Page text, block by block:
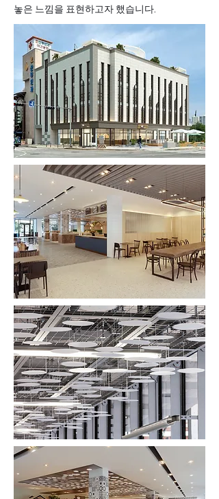
놓은 느낌을 표현하고자 했습니다.